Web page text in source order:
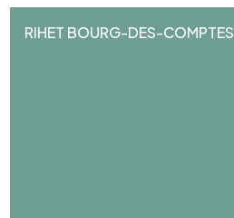
RIHET BOURG-DES-COMPTES